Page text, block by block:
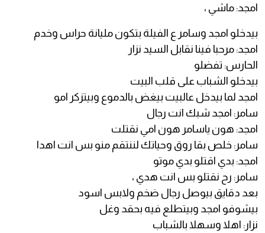
امجد: ماشي ،
بيدخلو امجد وسامر ع الفيلة بتكون مليانة حراس وخدم
امجد: مرحبا فينا نقابل السيد نزار
الحارس: تفضلو
بيدخلو الشباب على قلب البيت
امجد لما بيدخل عالبيت بيغض بالدموع وبيتزكر امو
سامر: امجد شبك انت رجال
امجد: هون ياسامر هون امي نقتلت
سامر: خلص بقا روق وحياتك لننتقم منو بس انت اهدا
امجد: بدي اقتلو بدي موتو
سامر: رح نقتلو بس انت هدي ،
بعد دقايق بيوصل رجال ضخم ولابس اسود
بيشوفو امجد وبيتطلع فيه بحقد وغل
نزار: اهلا وسهلا بالشباب